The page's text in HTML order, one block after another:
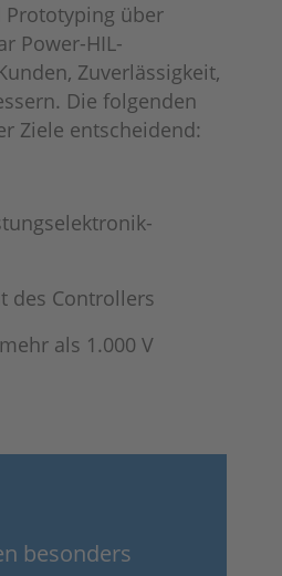
Prototyping über
Power-HIL-
Zuverlässigkeit,
Die folgenden
Ziele entscheidend:
des Controllers
als 1.000 V
besonders